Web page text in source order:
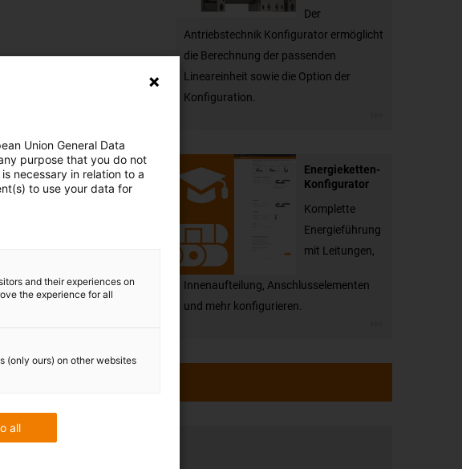
Der
Antriebstechnik Konfigurator ermöglicht
die Berechnung der passenden
Lineareinheit sowie die Option der
Konfiguration.
Energieketten-
Konfigurator
Komplette
Energieführung
mit Leitungen,
Innenaufteilung, Anschlusselementen
und mehr konfigurieren.
Union General Data
purpose that you do not
necessary in relation to a
to use your data for
and their experiences on
the experience for all
(only ours) on other websites
all